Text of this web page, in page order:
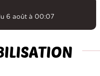
6 août à 00:07